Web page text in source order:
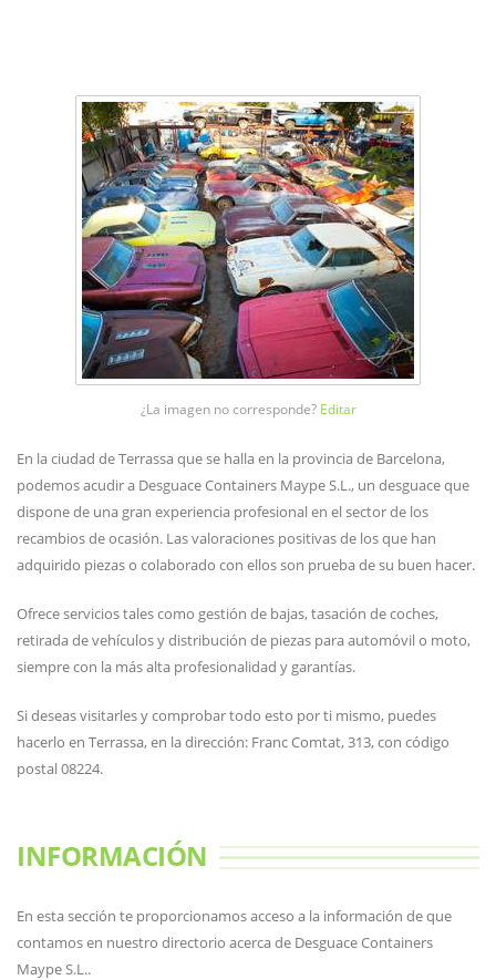
¿La imagen no corresponde? Editar
En la ciudad de Terrassa que se halla en la provincia de Barcelona,
podemos acudir a Desguace Containers Maype S.L., un desguace que
dispone de una gran experiencia profesional en el sector de los
recambios de ocasión. Las valoraciones positivas de los que han
adquirido piezas o colaborado con ellos son prueba de su buen hacer.
Ofrece servicios tales como gestión de bajas, tasación de coches,
retirada de vehículos y distribución de piezas para automóvil o moto,
siempre con la más alta profesionalidad y garantías.
Si deseas visitarles y comprobar todo esto por ti mismo, puedes
hacerlo en Terrassa, en la dirección: Franc Comtat, 313, con código
postal 08224.
INFORMACIÓN
En esta sección te proporcionamos acceso a la información de que
contamos en nuestro directorio acerca de Desguace Containers
Maype S.L..